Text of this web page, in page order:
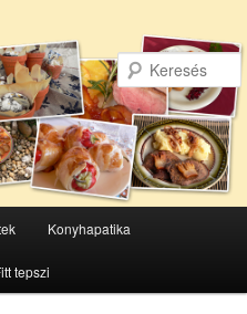
Konyhapatika
tepszi